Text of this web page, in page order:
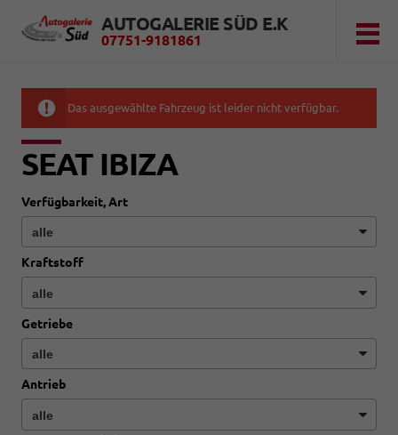
AUTOGALERIE SÜD E.K
07751-9181861
Das ausgewählte Fahrzeug ist leider nicht verfügbar.
SEAT IBIZA
Verfügbarkeit, Art
Kraftstoff
Getriebe
Antrieb